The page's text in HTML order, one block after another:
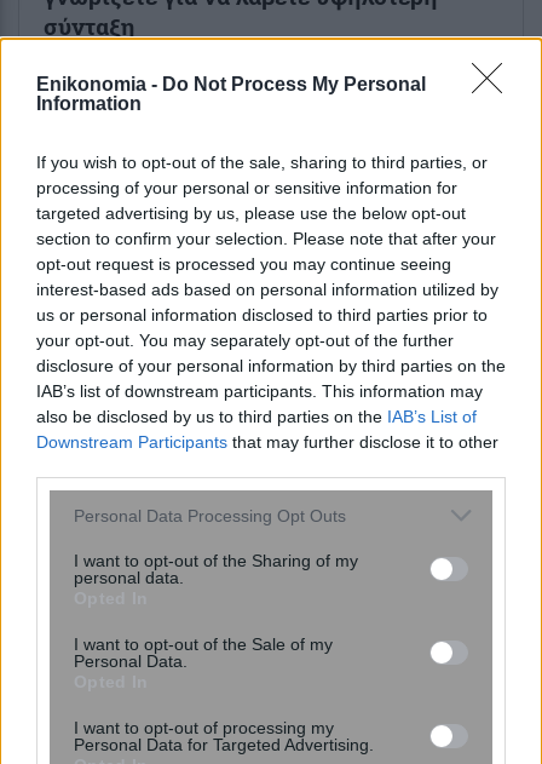
Enikonomia - Do Not Process My Personal
Information
If you wish to opt-out of the sale, sharing to third parties, or
processing of your personal or sensitive information for
targeted advertising by us, please use the below opt-out
section to confirm your selection. Please note that after your
opt-out request is processed you may continue seeing
interest-based ads based on personal information utilized by
us or personal information disclosed to third parties prior to
your opt-out. You may separately opt-out of the further
disclosure of your personal information by third parties on the
IAB’s list of downstream participants. This information may
also be disclosed by us to third parties on the IAB’s List of
Downstream Participants that may further disclose it to other
Please note that this website/app uses one or more Google
not limited to your visit or usage behaviour. You may click to
grant or deny consent to Google and its third-party tags to
consent section.
Personal Data Processing Opt Outs
I want to opt-out of the Sharing of my
personal data.
I want to opt-out of the Sale of my
Personal Data.
I want to opt-out of processing my
Personal Data for Targeted Advertising.
σύνταξη
ENIKOS NETWORK
Συγκίνηση στο «ύστατο χαίρε» στον
Λάκη Χαλκιά